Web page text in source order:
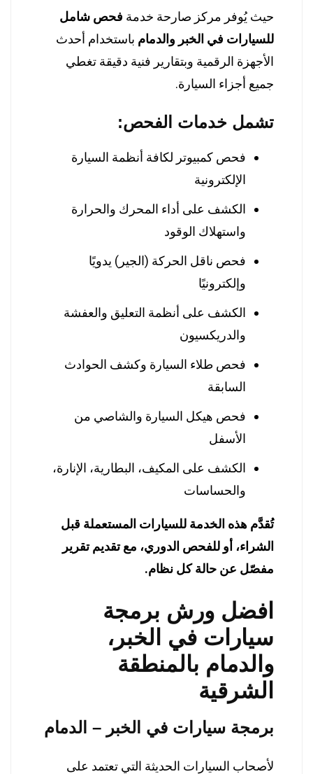
حيث يُوفر مركز صارحة خدمة فحص شامل
للسيارات في الخبر والدمام باستخدام أحدث
الأجهزة الرقمية وبتقارير فنية دقيقة تغطي
جميع أجزاء السيارة.
تشمل خدمات الفحص:
فحص كمبيوتر لكافة أنظمة السيارة
الإلكترونية
الكشف على أداء المحرك والحرارة
واستهلاك الوقود
فحص ناقل الحركة (الجير) يدويًا
وإلكترونيًا
الكشف على أنظمة التعليق والعفشة
والدريكسيون
فحص طلاء السيارة وكشف الحوادث
السابقة
فحص هيكل السيارة والشاصي من
الأسفل
الكشف على المكيف، البطارية، الإنارة،
والحساسات
تُقدَّم هذه الخدمة للسيارات المستعملة قبل
الشراء، أو للفحص الدوري، مع تقديم تقرير
مفصّل عن حالة كل نظام.
افضل ورش برمجة
سيارات في الخبر،
والدمام بالمنطقة
الشرقية
برمجة سيارات في الخبر – الدمام
لأصحاب السيارات الحديثة التي تعتمد على